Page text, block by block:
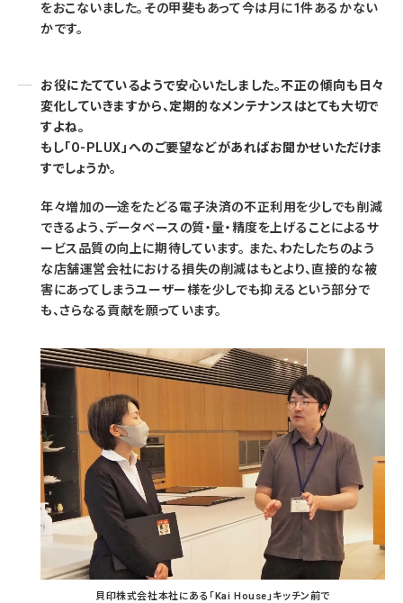
をおこないました。その甲斐もあって今は月に1件あるかない
かです。
お役にたてているようで安心いたしました。不正の傾向も日々
変化していきますから、定期的なメンテナンスはとても大切で
すよね。
もし「O-PLUX」へのご要望などがあればお聞かせいただけま
すでしょうか。
年々増加の一途をたどる電子決済の不正利用を少しでも削減
できるよう、データベースの質・量・精度を上げることによるサ
ービス品質の向上に期待しています。 また、わたしたちのよう
な店舗運営会社における損失の削減はもとより、直接的な被
害にあってしまうユーザー様を少しでも抑えるという部分で
も、さらなる貢献を願っています。
貝印株式会社本社にある「Kai House」キッチン前で